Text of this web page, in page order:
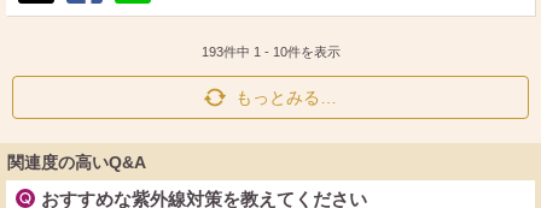
ポ
シ
送
193件中 1 - 10件を表示
もっとみる…
関連度の高いQ&A
おすすめな紫外線対策を教えてください